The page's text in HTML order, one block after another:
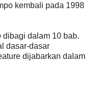
kembali pada 1998
dibagi dalam 10 bab.
dasar-dasar
dijabarkan dalam